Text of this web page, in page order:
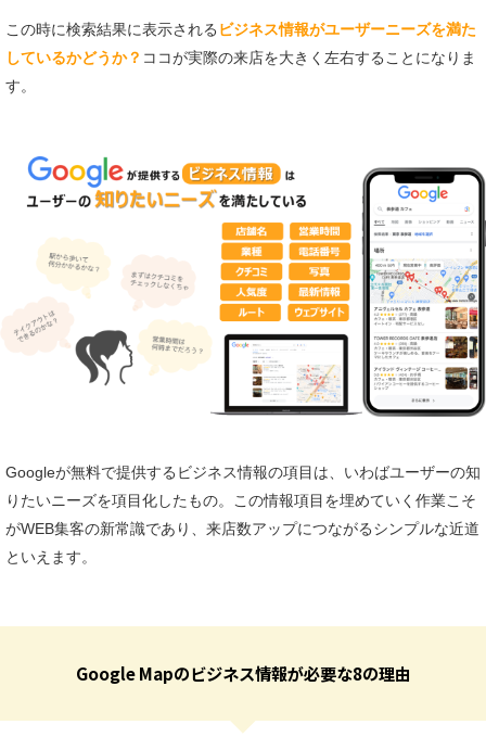
この時に検索結果に表示される ビジネス情報がユーザーニーズを満た
しているかどうか？ ココが実際の来店を大きく 左右することになりま
す。
Googleが無料で提供するビジネス情報の項目は、 いわばユーザーの知
りたいニーズを項目化したもの。
この情報項目を埋めていく作業こそ
がWEB集客の新常識であり、 来店数アップにつながるシンプルな近道
といえます。
Google Mapのビジネス情報が必要な8の理由